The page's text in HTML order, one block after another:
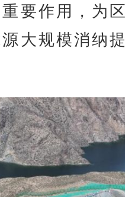
要作用，为
大规模消纳